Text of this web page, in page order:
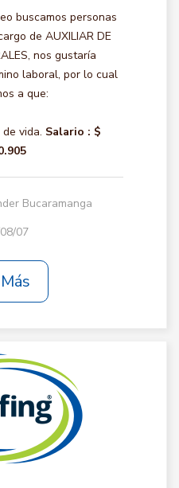
buscamos personas
de AUXILIAR DE
nos gustaría
laboral, por lo cual
a que:
vida. Salario : $
Bucaramanga
07